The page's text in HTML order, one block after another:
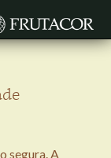
segura. A